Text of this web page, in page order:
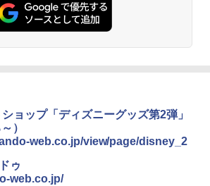
ョップ「ディズニーグッズ第2弾」
）
web.co.jp/view/page/disney_2
ゥ
web.co.jp/